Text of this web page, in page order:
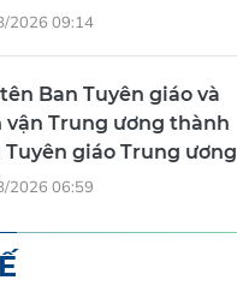
2026 09:14
Ban Tuyên giáo và
vận Trung ương thành
Tuyên giáo Trung ương
2026 06:59